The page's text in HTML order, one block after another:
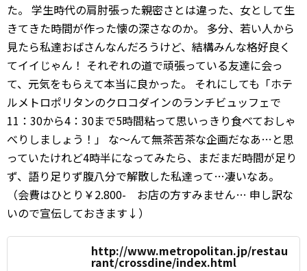
た。 学生時代の肩肘張った親密さとは違った、女として生
きてきた時間が作った懐の深さなのか。 多分、若い人から
見たら私達おばさんなんだろうけど、結構みんな格好良く
てイイじゃん！ それぞれの道で頑張っている友達に会っ
て、元気をもらえて本当に良かった。 それにしても「ホテ
ルメトロポリタンのクロコダインのランチビュッフェで
11：30から4：30まで5時間粘って思いっきり食べておしゃ
べりしましょう！」 な〜んて無茶苦茶な企画だなあ…と思
っていたけれど4時半になってみたら、まだまだ時間が足り
ず、語り足りず腹八分で解散した私達って…凄いなあ。
（会費はひとり￥2.800- お店の方すみません… 申し訳な
いので宣伝しておきます↓）
http://www.metropolitan.jp/restau
rant/crossdine/index.html